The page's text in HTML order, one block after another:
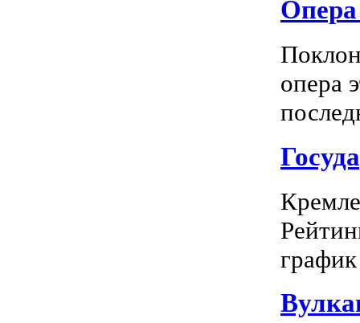
Опера
опера